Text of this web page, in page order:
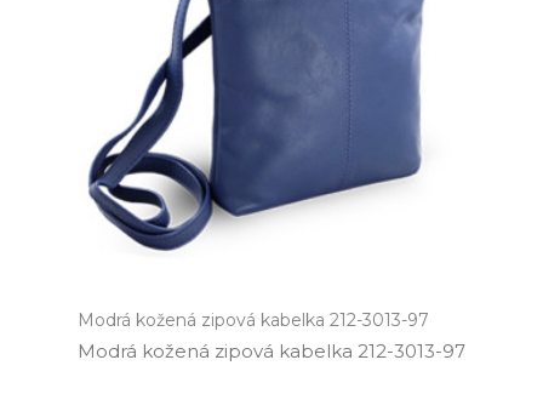
Modrá kožená zipová kabelka 212-3013-97
Modrá kožená zipová kabelka 212­-3013­-97